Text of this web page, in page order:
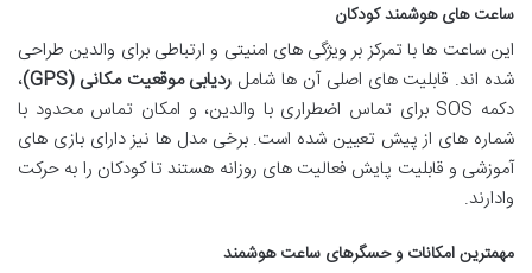
ساعت های هوشمند کودکان
این ساعت ها با تمرکز بر ویژگی های امنیتی و ارتباطی برای والدین طراحی
شده اند. قابلیت های اصلی آن ها شامل ردیابی موقعیت مکانی (GPS)
،
دکمه SOS برای تماس اضطراری با والدین، و امکان تماس محدود با
شماره های از پیش تعیین شده است. برخی مدل ها نیز دارای بازی های
آموزشی و قابلیت پایش فعالیت های روزانه هستند تا کودکان را به حرکت
وادارند.
مهمترین امکانات و حسگرهای ساعت هوشمند